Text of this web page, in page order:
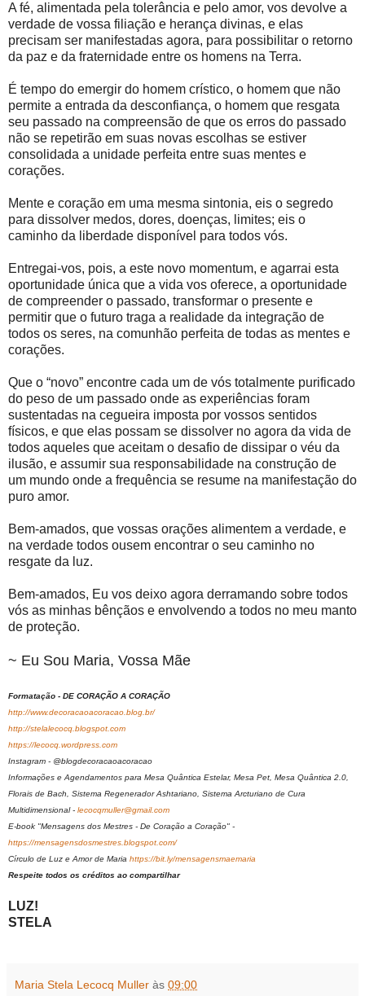
A fé, alimentada pela tolerância e pelo amor, vos devolve a
verdade de vossa filiação e herança divinas, e elas
precisam ser manifestadas agora, para possibilitar o retorno
da paz e da fraternidade entre os homens na Terra.
É tempo do emergir do homem crístico, o homem que não
permite a entrada da desconfiança, o homem que resgata
seu passado na compreensão de que os erros do passado
não se repetirão em suas novas escolhas se estiver
consolidada a unidade perfeita entre suas mentes e
corações.
Mente e coração em uma mesma sintonia, eis o segredo
para dissolver medos, dores, doenças, limites; eis o
caminho da liberdade disponível para todos vós.
Entregai-vos, pois, a este novo momentum, e agarrai esta
oportunidade única que a vida vos oferece, a oportunidade
de compreender o passado, transformar o presente e
permitir que o futuro traga a realidade da integração de
todos os seres, na comunhão perfeita de todas as mentes e
corações.
Que o “novo” encontre cada um de vós totalmente purificado
do peso de um passado onde as experiências foram
sustentadas na cegueira imposta por vossos sentidos
físicos, e que elas possam se dissolver no agora da vida de
todos aqueles que aceitam o desafio de dissipar o véu da
ilusão, e assumir sua responsabilidade na construção de
um mundo onde a frequência se resume na manifestação do
puro amor.
Bem-amados, que vossas orações alimentem a verdade, e
na verdade todos ousem encontrar o seu caminho no
resgate da luz.
Bem-amados, Eu vos deixo agora derramando sobre todos
vós as minhas bênçãos e envolvendo a todos no meu manto
de proteção.
~ Eu Sou Maria, Vossa Mãe
Formatação - DE CORAÇÃO A CORAÇÃO
http://www.decoracaoacoracao.blog.br/
http://stelalecocq.blogspot.com
https://lecocq.wordpress.com
Instagram - @blogdecoracaoacoracao
Informações e Agendamentos para Mesa Quântica Estelar, Mesa Pet, Mesa Quântica 2.0,
Florais de Bach, Sistema Regenerador Ashtariano, Sistema Arcturiano de Cura
Multidimensional - lecocqmuller@gmail.com
E-book "Mensagens dos Mestres - De Coração a Coração" -
https://mensagensdosmestres.blogspot.com/
Círculo de Luz e Amor de Maria https://bit.ly/mensagensmaemaria
Respeite todos os créditos ao compartilhar
LUZ!
STELA
Maria Stela Lecocq Muller às 09:00